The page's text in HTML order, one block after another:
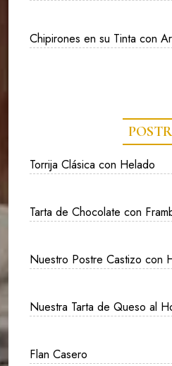
Chipirones en su Tinta con
Torrija Clásica con Helado
Tarta de Chocolate con
Nuestro Postre Castizo con
Nuestra Tarta de Queso al
Flan Casero